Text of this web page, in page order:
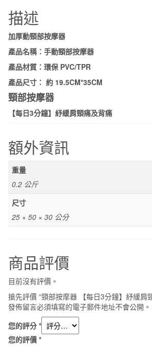
緩
肩
頸
痛
及
背
痛
數
描述
加厚動頸部按摩器
產品名稱： 手動頸部按摩器
產品材質：環保 PVC/TPR
產品尺寸： 約 19.5CM*35CM
頸部按摩器
【每日3分鐘】紓緩肩頸痛及背痛
額外資訊
重量
0.2 公斤
尺寸
25 × 50 × 30 公分
商品評價
目前沒有評價。
搶先評價 “頸部按摩器 【每日3分鐘】紓緩肩
發佈留言必須填寫的電子郵件地址不會公開。
您的評分 *
您的評價 *